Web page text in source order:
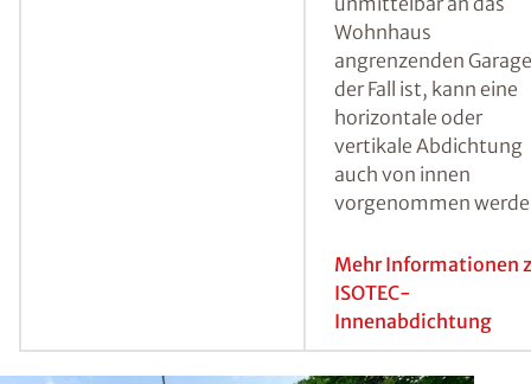
genannte
Injektionsverfahren.
Hierbei werden in
ersten Schritt
erstellt, der
Injektionsbereich mit
Heizstäben
ISOTEC-
injiziert.
ISOTEC-